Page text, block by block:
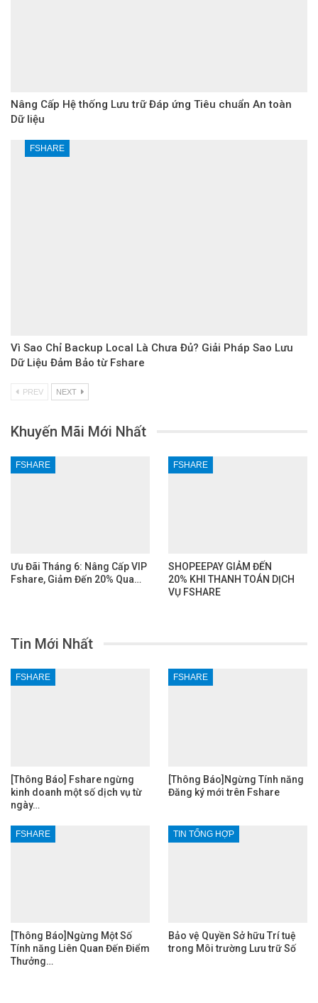
Nâng Cấp Hệ thống Lưu trữ Đáp ứng Tiêu chuẩn An toàn
Dữ liệu
FSHARE
Vì Sao Chỉ Backup Local Là Chưa Đủ? Giải Pháp Sao Lưu
Dữ Liệu Đảm Bảo từ Fshare
PREV NEXT
Khuyến Mãi Mới Nhất
FSHARE
Ưu Đãi Tháng 6: Nâng Cấp VIP
Fshare, Giảm Đến 20% Qua…
FSHARE
SHOPEEPAY GIẢM ĐẾN
20% KHI THANH TOÁN DỊCH
VỤ FSHARE
Tin Mới Nhất
FSHARE
[Thông Báo] Fshare ngừng
kinh doanh một số dịch vụ từ
ngày…
FSHARE
[Thông Báo]Ngừng Tính năng
Đăng ký mới trên Fshare
FSHARE
[Thông Báo]Ngừng Một Số
Tính năng Liên Quan Đến Điểm
Thưởng…
TIN TỔNG HỢP
Bảo vệ Quyền Sở hữu Trí tuệ
trong Môi trường Lưu trữ Số